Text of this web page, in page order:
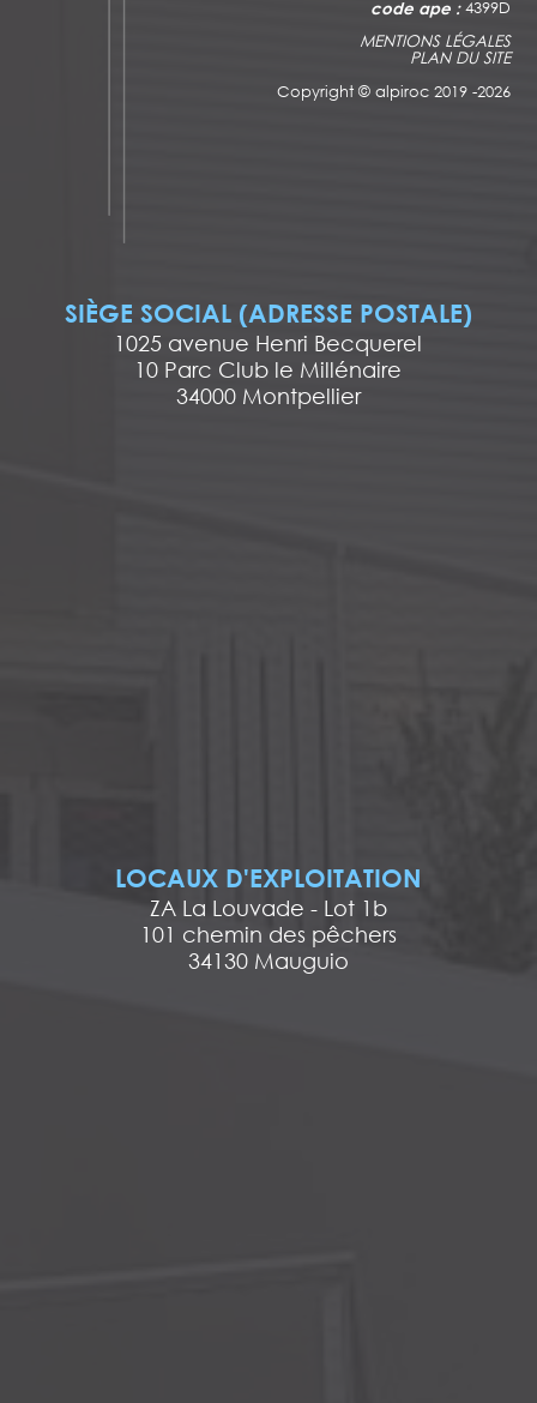
code ape :4399D
MENTIONS LÉGALES
PLAN DU SITE
Copyright ©alpiroc 2019 -2026
SIÈGE SOCIAL (ADRESSE POSTALE)
1025 avenue Henri Becquerel
10 Parc Club le Millénaire
34000 Montpellier
LOCAUX D'EXPLOITATION
ZA La Louvade - Lot 1b
101 chemin des pêchers
34130 Mauguio